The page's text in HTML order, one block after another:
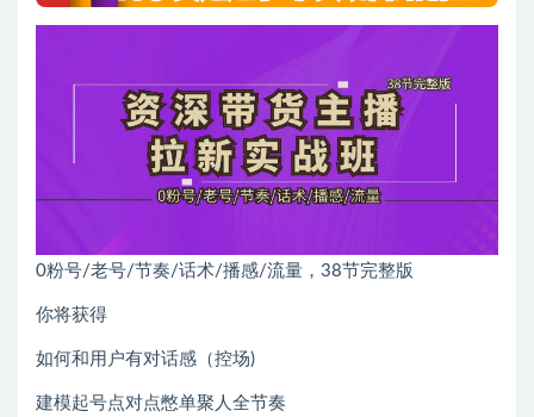
0粉号/老号/节奏/话术/播感/流量，38节完整版
你将获得
如何和用户有对话感（控场)
建模起号点对点憋单聚人全节奏